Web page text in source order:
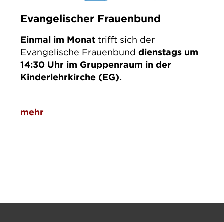
Evangelischer Frauenbund
Einmal im Monattrifft sich der
Evangelische Frauenbund dienstags um
14:30 Uhr im Gruppenraum in der
Kinderlehrkirche (EG).
mehr